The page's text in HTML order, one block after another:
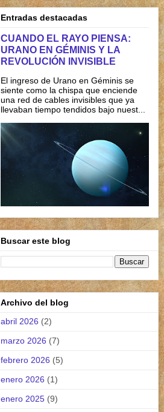
Entradas destacadas
CUANDO EL RAYO PIENSA:
URANO EN GÉMINIS Y LA
REVOLUCIÓN INVISIBLE
El ingreso de Urano en Géminis se
siente como la chispa que enciende
una red de cables invisibles que ya
llevaban tiempo tendidos bajo nuest...
Buscar este blog
Archivo del blog
abril 2026 (2)
marzo 2026 (7)
febrero 2026 (5)
enero 2026 (1)
enero 2025 (9)